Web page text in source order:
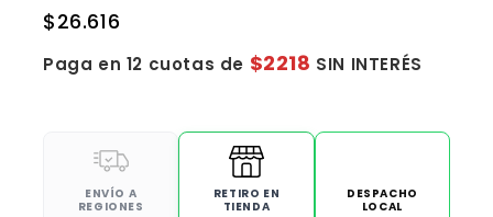
$26.616
Paga en 12 cuotas de $2218 SIN INTERÉS
ENVÍO A
REGIONES
RETIRO EN
TIENDA
DESPACHO
LOCAL